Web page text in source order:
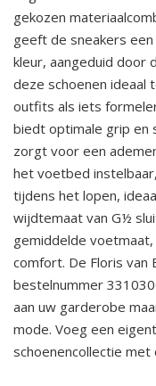
gekozen
geeft de sneakers
kleur, aangeduid door
deze schoenen ideaal
outfits als iets
biedt optimale grip en
zorgt voor een
het voetbed
tijdens het lopen,
wijdtemaat van G½
gemiddelde
comfort. De Floris van
bestelnummer
aan uw garderobe
mode. Voeg een
schoenencollectie met